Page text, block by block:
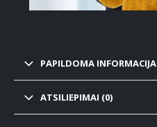
PAPILDOMA INFORMACIJA
ATSILIEPIMAI (0)